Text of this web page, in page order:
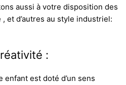
aussi à votre disposition des
et d’autres au style industriel:
:
est doté d’un sens